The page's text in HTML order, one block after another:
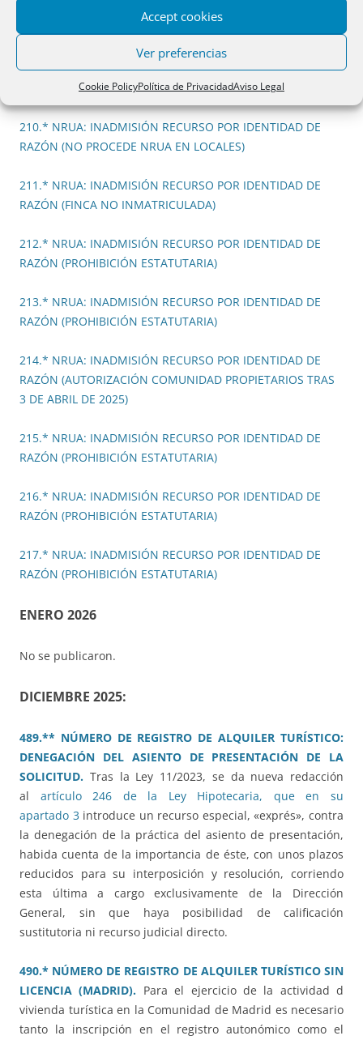
Accept cookies
Ver preferencias
Cookie PolicyPolítica de PrivacidadAviso Legal
PROCEDIMIENTO JUDICIAL PARA DILUCIDAR SI LA
ACTIVIDAD ESTÁ PROHIBIDA
209.* NRUA: INADMISIÓN RECURSO POR IDENTIDAD DE
RAZÓN (PROHIBICIÓN ESTATUTARIA)
210.* NRUA: INADMISIÓN RECURSO POR IDENTIDAD DE
RAZÓN (NO PROCEDE NRUA EN LOCALES)
211.* NRUA: INADMISIÓN RECURSO POR IDENTIDAD DE
RAZÓN (FINCA NO INMATRICULADA)
212.* NRUA: INADMISIÓN RECURSO POR IDENTIDAD DE
RAZÓN (PROHIBICIÓN ESTATUTARIA)
213.* NRUA: INADMISIÓN RECURSO POR IDENTIDAD DE
RAZÓN (PROHIBICIÓN ESTATUTARIA)
214.* NRUA: INADMISIÓN RECURSO POR IDENTIDAD DE
RAZÓN (AUTORIZACIÓN COMUNIDAD PROPIETARIOS TRAS
3 DE ABRIL DE 2025)
215.* NRUA: INADMISIÓN RECURSO POR IDENTIDAD DE
RAZÓN (PROHIBICIÓN ESTATUTARIA)
216.* NRUA: INADMISIÓN RECURSO POR IDENTIDAD DE
RAZÓN (PROHIBICIÓN ESTATUTARIA)
217.* NRUA: INADMISIÓN RECURSO POR IDENTIDAD DE
RAZÓN (PROHIBICIÓN ESTATUTARIA)
ENERO 2026
No se publicaron.
DICIEMBRE 2025:
489.** NÚMERO DE REGISTRO DE ALQUILER TURÍSTICO:
DENEGACIÓN DEL ASIENTO DE PRESENTACIÓN DE LA
SOLICITUD. Tras la Ley 11/2023, se da nueva redacción
al artículo 246 de la Ley Hipotecaria, que en su
apartado 3 introduce un recurso especial, «exprés», contra
la denegación de la práctica del asiento de presentación,
habida cuenta de la importancia de éste, con unos plazos
reducidos para su interposición y resolución, corriendo
esta última a cargo exclusivamente de la Dirección
General, sin que haya posibilidad de calificación
sustitutoria ni recurso judicial directo.
490.* NÚMERO DE REGISTRO DE ALQUILER TURÍSTICO SIN
LICENCIA (MADRID). Para el ejercicio de la actividad d
vivienda turística en la Comunidad de Madrid es necesario
tanto la inscripción en el registro autonómico como el